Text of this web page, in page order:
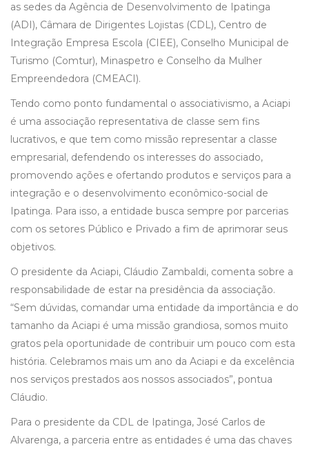
as sedes da Agência de Desenvolvimento de Ipatinga
(ADI), Câmara de Dirigentes Lojistas (CDL), Centro de
Integração Empresa Escola (CIEE), Conselho Municipal de
Turismo (Comtur), Minaspetro e Conselho da Mulher
Empreendedora (CMEACI).
Tendo como ponto fundamental o associativismo, a Aciapi
é uma associação representativa de classe sem fins
lucrativos, e que tem como missão representar a classe
empresarial, defendendo os interesses do associado,
promovendo ações e ofertando produtos e serviços para a
integração e o desenvolvimento econômico-social de
Ipatinga. Para isso, a entidade busca sempre por parcerias
com os setores Público e Privado a fim de aprimorar seus
objetivos.
O presidente da Aciapi, Cláudio Zambaldi, comenta sobre a
responsabilidade de estar na presidência da associação.
“Sem dúvidas, comandar uma entidade da importância e do
tamanho da Aciapi é uma missão grandiosa, somos muito
gratos pela oportunidade de contribuir um pouco com esta
história. Celebramos mais um ano da Aciapi e da excelência
nos serviços prestados aos nossos associados”, pontua
Cláudio.
Para o presidente da CDL de Ipatinga, José Carlos de
Alvarenga, a parceria entre as entidades é uma das chaves